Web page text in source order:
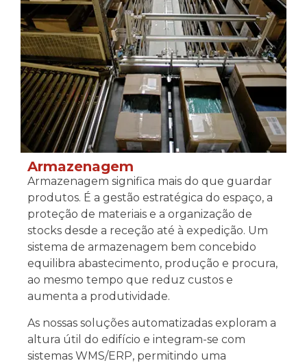
Armazenagem
Armazenagem significa mais do que guardar
produtos. É a gestão estratégica do espaço, a
proteção de materiais e a organização de
stocks desde a receção até à expedição. Um
sistema de armazenagem bem concebido
equilibra abastecimento, produção e procura,
ao mesmo tempo que reduz custos e
aumenta a produtividade.
As nossas soluções automatizadas exploram a
altura útil do edifício e integram-se com
sistemas WMS/ERP, permitindo uma